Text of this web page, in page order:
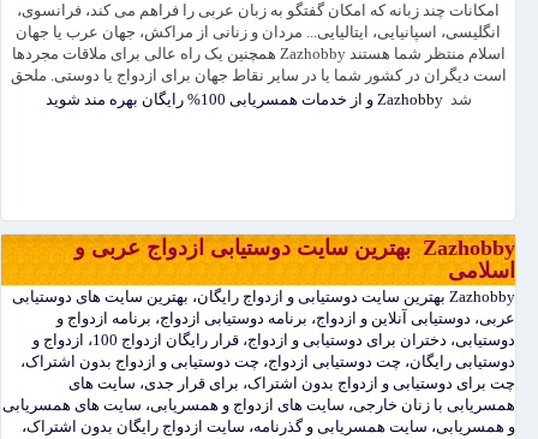
امکانات چند زبانه که امکان گفتگو به زبان عربی را فراهم می کند، فرانسوی،
انگلیسی، اسپانیایی، ایتالیایی... مردان و زنانی از مراکش، جهان عرب یا جهان
اسلام منتظر شما هستند Zazhobby همچنین یک راه عالی برای ملاقات مجردها
است دیگران در کشور شما یا در سایر نقاط جهان برای ازدواج یا دوستی. ملحق
شد Zazhobby و از خدمات همسریابی 100% رایگان بهره مند شوید
Zazhobby بهترین سایت دوستیابی ازدواج عربی و
اسلامی
Zazhobby بهترین سایت دوستیابی و ازدواج رایگان، بهترین سایت های دوستیابی
عربی، دوستیابی آنلاین و ازدواج، برنامه دوستیابی ازدواج، برنامه ازدواج و
دوستیابی، دختران برای دوستیابی و ازدواج، قرار رایگان ازدواج 100، ازدواج و
دوستیابی رایگان، چت دوستیابی ازدواج، چت دوستیابی و ازدواج بدون اشتراک،
چت برای دوستیابی و ازدواج بدون اشتراک، برای قرار جدی، سایت های
همسریابی با زنان خارجی، سایت های ازدواج و همسریابی، سایت های همسریابی
و همسریابی، سایت همسریابی و گذرنامه، سایت ازدواج رایگان بدون اشتراک،